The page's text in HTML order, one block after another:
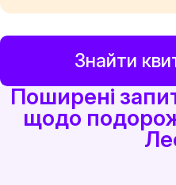
Знайти
Поширені
щодо